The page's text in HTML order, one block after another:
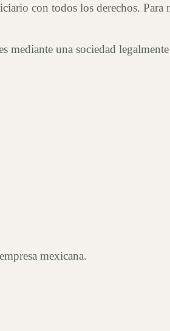
con todos los derechos.
mediante una sociedad
mexicana.